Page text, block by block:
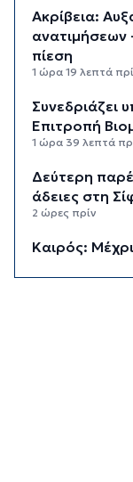
Ακρίβεια:
ανατιμήσεων
πίεση
1 ώρα 19 λεπτά
Συνεδριάζει
Επιτροπή
1 ώρα 39 λεπτά
Δεύτερη
άδειες στη
2 ώρες πρίν
Καιρός: